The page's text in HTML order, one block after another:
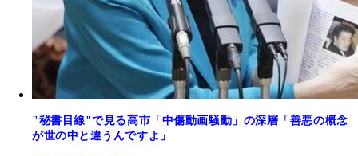
"秘書目線"で見る高市「中傷動画騒動」の深層「善悪の概念
が世の中と違うんですよ」